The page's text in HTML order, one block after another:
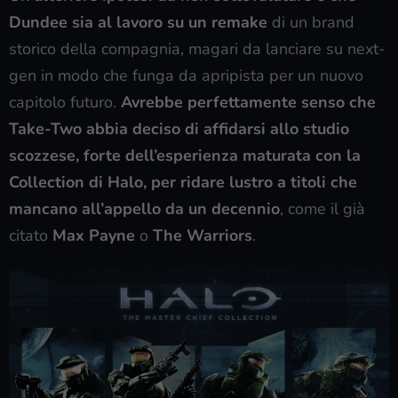
Dundee sia al lavoro su un remake di un brand
storico della compagnia, magari da lanciare su next-
gen in modo che funga da apripista per un nuovo
capitolo futuro. Avrebbe perfettamente senso che
Take-Two abbia deciso di affidarsi allo studio
scozzese, forte dell’esperienza maturata con la
Collection di Halo, per ridare lustro a titoli che
mancano all’appello da un decennio, come il già
citato Max Payne o The Warriors.